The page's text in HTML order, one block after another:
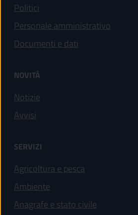
Politici
Personale amministrativo
Documenti e dati
NOVITÀ
Notizie
Avvisi
SERVIZI
Agricoltura e pesca
Ambiente
Anagrafe e stato civile